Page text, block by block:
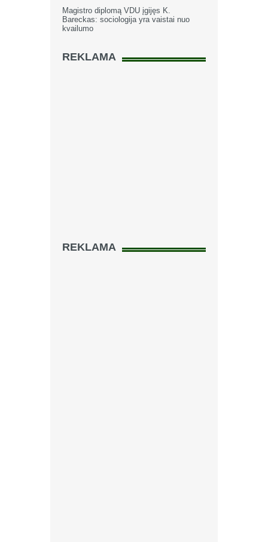
Magistro diplomą VDU įgijęs K.
Bareckas: sociologija yra vaistai nuo
kvailumo
REKLAMA
REKLAMA